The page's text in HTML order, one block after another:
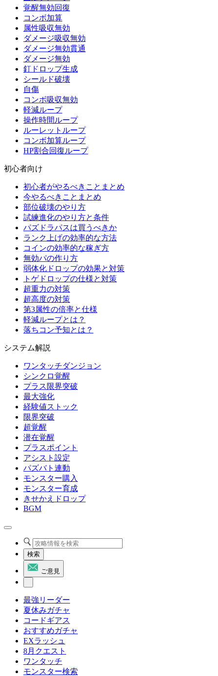
覚醒無効回復
コンボ加算
属性吸収無効
ダメージ吸収無効
ダメージ無効貫通
ダメージ無効
釘ドロップ生成
シールド破壊
自傷
コンボ吸収無効
軽減ループ
操作時間ループ
ルーレットループ
コンボ加算ループ
HP割合回復ループ
初心者向け
初心者がやるべきことまとめ
今やるべきことまとめ
部位破壊のやり方
試練進化のやり方と条件
パズドラパスは買うべきか
ランク上げの効率的な方法
コインの効率的な稼ぎ方
無効パの作り方
弱体化ドロップの効果と対策
トゲドロップの仕様と対策
超重力の対策
超高度の対策
第3属性の倍率と仕様
軽減ループとは？
落ちコン予知とは？
システム解説
ワンタッチダンジョン
シンクロ覚醒
プラス限界突破
最大強化
経験値ストック
限界突破
超覚醒
潜在覚醒
プラスポイント
アシスト設定
パズバト連動
モンスター購入
モンスター育成
きせかえドロップ
BGM
検索
ご意見
最強リーダー
夏休みガチャ
コードギアス
おすすめガチャ
EXラッシュ
8月クエスト
ワンタッチ
モンスター検索